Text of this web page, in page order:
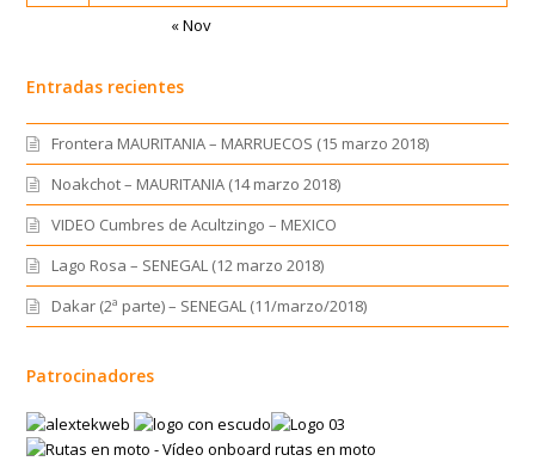
« Nov
Entradas recientes
Frontera MAURITANIA – MARRUECOS (15 marzo 2018)
Noakchot – MAURITANIA (14 marzo 2018)
VIDEO Cumbres de Acultzingo – MEXICO
Lago Rosa – SENEGAL (12 marzo 2018)
Dakar (2ª parte) – SENEGAL (11/marzo/2018)
Patrocinadores